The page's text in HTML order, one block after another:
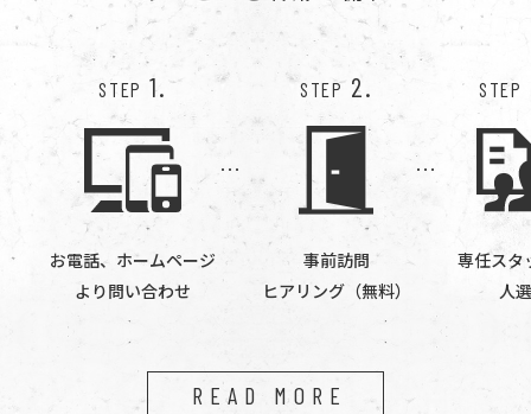
STEP 1.
お電話、ホームページ
より問い合わせ
STEP 2.
事前訪問
ヒアリング（無料）
STEP
専任スタ
人選
READ MORE